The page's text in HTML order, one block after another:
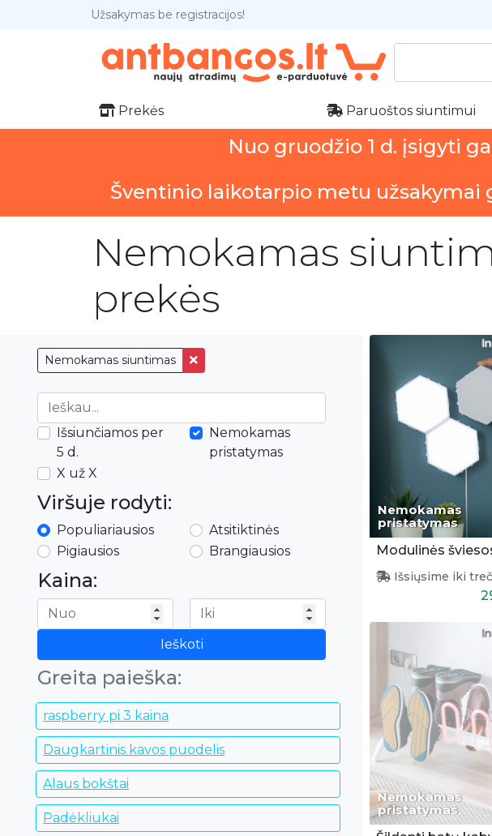
Užsakymas be registracijos!
Prekės Paruoštos siuntimui
Nuo gruodžio 1 d. įsigyti
Šventinio laikotarpio metu užsakymai
Nemokamas
prekės
Nemokamas siuntimas
Išsiunčiamos per
5 d.
Nemokamas
pristatymas
X už X
Viršuje rodyti:
Populiariausios
Atsitiktinės
Pigiausios
Brangiausios
Kaina:
Ieškoti
Greita paieška:
raspberry pi 3 kaina
Daugkartinis kavos puodelis
Alaus bokštai
Padėkliukai
Nemokamas
pristatymas
Išsiųsime iki
Nemokamas
pristatymas